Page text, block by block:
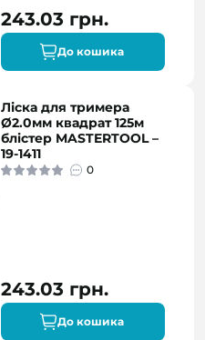
243.03 грн.
До кошика
Ліска для тримера
Ø2.0мм квадрат 125м
блістер MASTERTOOL –
19-1411
0
243.03 грн.
До кошика